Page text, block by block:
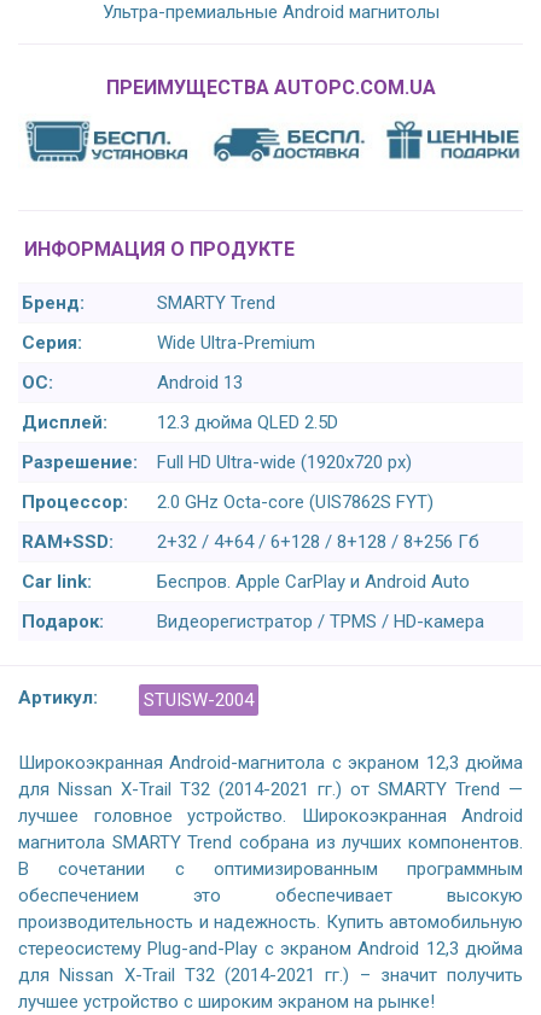
Ультра-премиальные Android магнитолы
ПРЕИМУЩЕСТВА AUTOPC.COM.UA
ИНФОРМАЦИЯ О ПРОДУКТЕ
Бренд:
SMARTY Trend
Серия:
Wide Ultra-Premium
ОС:
Android 13
Дисплей:
12.3 дюйма QLED 2.5D
Разрешение:
Full HD Ultra-wide (1920x720 px)
Процессор:
2.0 GHz Octa-core (UIS7862S FYT)
RAM+SSD:
2+32 / 4+64 / 6+128 / 8+128 / 8+256 Гб
Car link:
Беспров. Apple CarPlay и Android Auto
Подарок:
Видеорегистратор / TPMS / HD-камера
Артикул: STUISW-2004
Широкоэкранная Android-магнитола с экраном 12,3 дюйма
для Nissan X-Trail T32 (2014-2021 гг.) от SMARTY Trend —
лучшее головное устройство. Широкоэкранная Android
магнитола SMARTY Trend собрана из лучших компонентов.
В сочетании с оптимизированным программным
обеспечением это обеспечивает высокую
производительность и надежность. Купить автомобильную
стереосистему Plug-and-Play с экраном Android 12,3 дюйма
для Nissan X-Trail T32 (2014-2021 гг.) – значит получить
лучшее устройство с широким экраном на рынке!